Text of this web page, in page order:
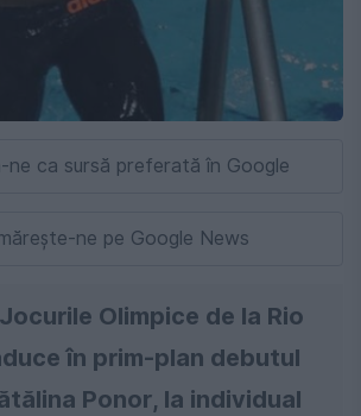
ne ca sursă preferată în Google
ne pe Google News
Olimpice de la Rio
în prim-plan debutul
Ponor, la individual